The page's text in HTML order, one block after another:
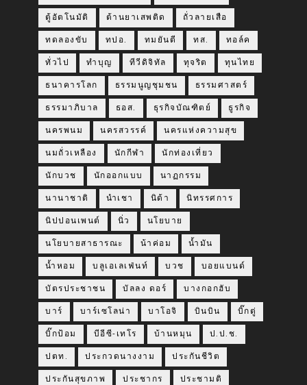
ตู้อัตโนมัติ ต้านยาเสพติด ถั่วลายเสือ
ทดลองขับ ทปอ. ทมยันตี ทส. ทอล์ค
ทั่วไป ทำบุญ ทีวีดิจิทัล ทุจริต ทุนไทย
ธนาคารโลก ธรรมนูญชุมชน ธรรมศาสตร์
ธรรมาภิบาล ธอส. ธุรกิจบัณฑิตย์ ธูรกิจ
นครพนม นครสวรรค์ นครแห่งความสุข
นมถั่วเหลือง นักกีฬา นักท่องเที่ยว
นักบวช นักออกแบบ นาฏกรรม
นานาชาติ นำเชา นิด้า นิทรรศการ
นิปปอนเพนต์ นิ่ว นโยบาย
นโยบายสาธารณะ น้าค่อม น้ำมัน
น้ำหอม บลูเอเลเฟ่นท์ บวช บอยแบนด์
บัตรประชาชน บัลลง ดอร์ บางกอกฮับ
บาร์ บาร์เซโลน่า บาโอจิ บินบิน บิ๊กตู่
บิ๊กป้อม บีอีซี-เทโร บ้านหมุน ป.ป.ช.
ปตท. ประกวดนางงาม ประกันชีวิต
ประกันสุขภาพ ประชากร ประชามติ